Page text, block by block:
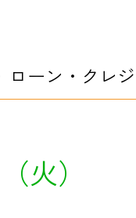
ローン・クレ
火）